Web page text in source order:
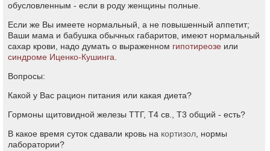
обусловленным - если в роду женщины полные.
Если же Вы имеете нормальный, а не повышенный аппетит;
Ваши мама и бабушка обычных габаритов, имеют нормальный
сахар крови, надо думать о выраженном гипотиреозе или
синдроме Иценко-Кушинга
Вопросы:
Какой у Вас рацион питания или какая диета?
Гормоны щитовидной железы ТТГ, Т4 св., Т3 общий - есть?
В какое время суток сдавали кровь на кортизол , нормы
лаборатории?